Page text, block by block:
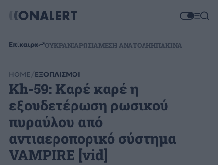
Επίκαιρα ΟΥΚΡΑΝΙΑΡΩΣΙΑΜΕΣΗ ΑΝΑΤΟΛΗΗΠΑΚΙΝΑ
HOME ΕΞΟΠΛΙΣΜΟΙ
Kh-59: Καρέ καρέ η
εξουδετέρωση ρωσικού
πυραύλου από
αντιαεροπορικό σύστημα
VAMPIRE [vid]